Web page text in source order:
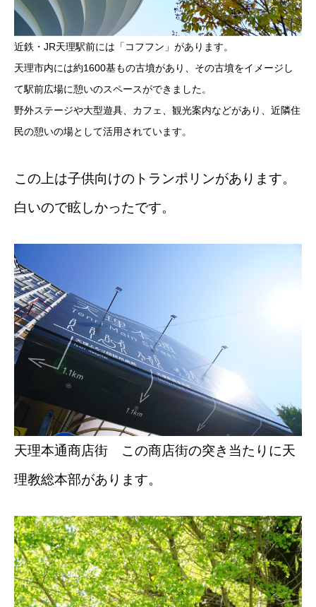
近鉄・JR天理駅前には「コフフン」があります。
天理市内には約1600基もの古墳があり、その古墳をイメージし
て駅前広場に憩いのスペースができました。
野外ステージや大型遊具、カフェ、観光案内などがあり、近隣住
民の憩いの場として活用されています。
この上は子供向けのトランポリンがあります。
白いので眩しかったです。
天理本通商店街 この商店街の突き当たりに天
理教総本部があります。